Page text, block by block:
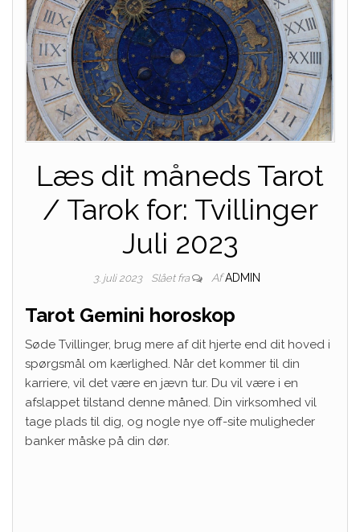
Læs dit måneds Tarot
/ Tarok for: Tvillinger
Juli 2023
3. juli 2023 Slået fra Af ADMIN
Tarot Gemini horoskop
Søde Tvillinger, brug mere af dit hjerte end dit hoved i
spørgsmål om kærlighed. Når det kommer til din
karriere, vil det være en jævn tur. Du vil være i en
afslappet tilstand denne måned. Din virksomhed vil
tage plads til dig, og nogle nye off-site muligheder
banker måske på din dør.